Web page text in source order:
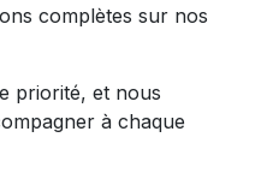
complètes sur nos
priorité, et nous
à chaque